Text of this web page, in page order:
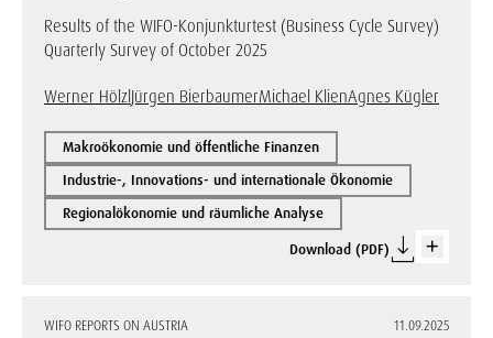
Results of the WIFO-Konjunkturtest (Business Cycle Survey)
Quarterly Survey of October 2025
Werner HölzlJürgen BierbaumerMichael KlienAgnes Kügler
Makroökonomie und öffentliche Finanzen
Industrie-, Innovations- und internationale Ökonomie
Regionalökonomie und räumliche Analyse
Download (PDF)
WIFO REPORTS ON AUSTRIA 11.09.2025